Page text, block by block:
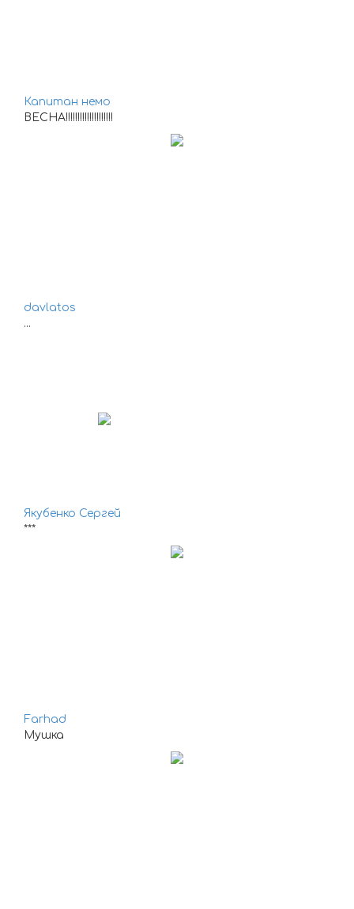
Капитан немо
ВЕСНА!!!!!!!!!!!!!!!!!!!!
davlatos
...
Якубенко Сергей
***
Farhad
Мушка